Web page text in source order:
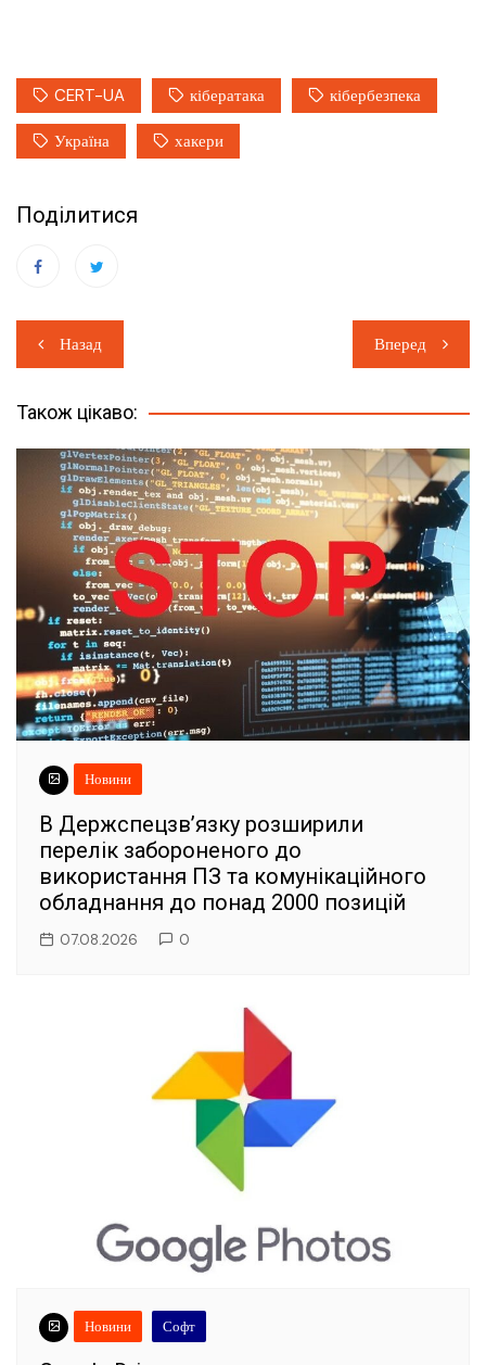
CERT-UA кібератака кібербезпека
Україна хакери
Поділитися
Навігація
записів
Назад Вперед
Також цікаво:
Новини
В Держспецзв’язку розширили
перелік забороненого до
використання ПЗ та комунікаційного
обладнання до понад 2000 позицій
07.08.2026 0
Новини Софт